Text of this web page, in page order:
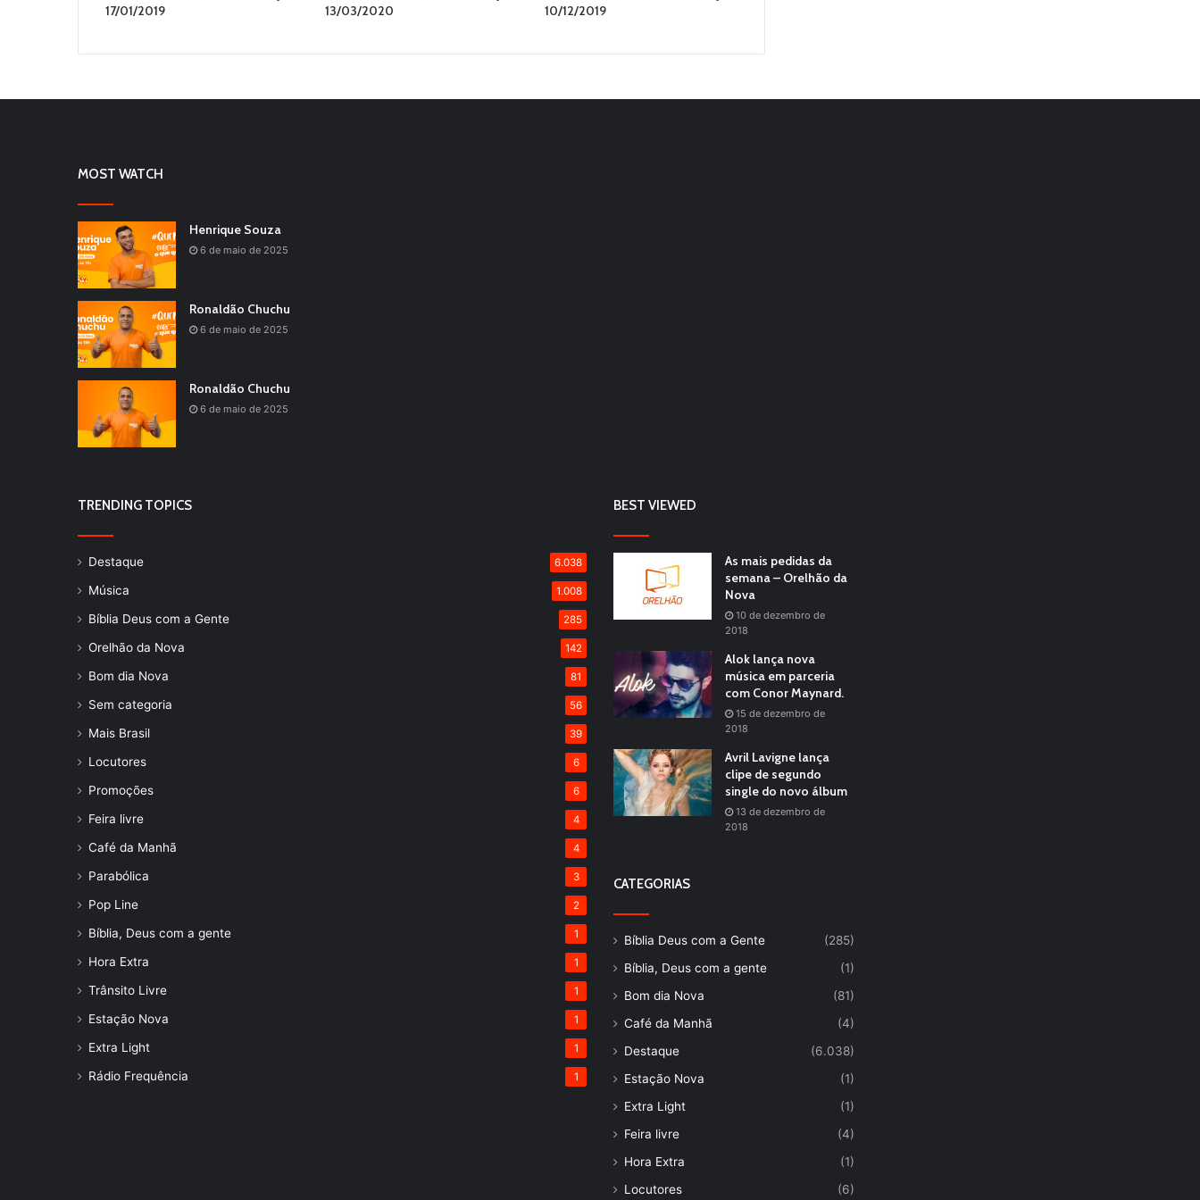
17/01/2019
13/03/2020
10/12/2019
MOST WATCH
Henrique Souza
6 de maio de 2025
Ronaldão Chuchu
6 de maio de 2025
Ronaldão Chuchu
6 de maio de 2025
TRENDING TOPICS
Destaque 6.038
Música 1.008
Bíblia Deus com a Gente 285
Orelhão da Nova 142
Bom dia Nova 81
Sem categoria 56
Mais Brasil 39
Locutores 6
Promoções 6
Feira livre 4
Café da Manhã 4
Parabólica 3
Pop Line 2
Bíblia, Deus com a gente 1
Hora Extra 1
Trânsito Livre 1
Estação Nova 1
Extra Light 1
Rádio Frequência 1
BEST VIEWED
As mais pedidas da
semana – Orelhão da
Nova
10 de dezembro de
2018
Alok lança nova
música em parceria
com Conor Maynard.
15 de dezembro de
2018
Avril Lavigne lança
clipe de segundo
single do novo álbum
13 de dezembro de
2018
CATEGORIAS
Bíblia Deus com a Gente
(285)
Bíblia, Deus com a gente
(1)
Bom dia Nova
(81)
Café da Manhã
(4)
Destaque
(6.038)
Estação Nova
(1)
Extra Light
(1)
Feira livre
(4)
Hora Extra
(1)
Locutores
(6)